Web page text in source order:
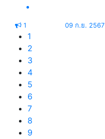
1 09 ก.ย. 2567
1
2
3
4
5
6
7
8
9